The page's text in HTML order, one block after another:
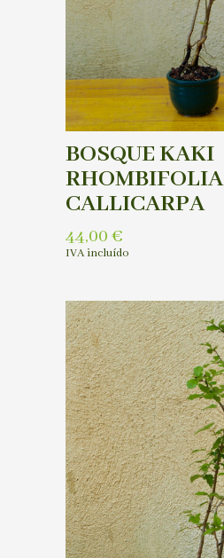
BOSQUE KAKI
RHOMBIFOLIA
CALLICARPA
44,00 €
IVA incluído